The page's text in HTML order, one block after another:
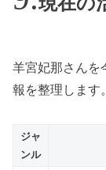
羊宮妃那さんを
報を整理します。
ジャ
ンル